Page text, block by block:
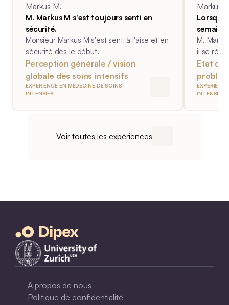
Markus M.
M. Markus M s'est toujours senti en
sécurité.
Monsieur Markus M s'est senti à l'aise et en
sécurité dès le début.
Perception générale / vision
globale des soins intensifs
EXPÉRIENCE EN MÉDECINE DE SOINS
INTENSIFS
Markus
Lorsqu'il
M.
il se
était
Etat de
INTENSIFS
Voir toutes les expériences
A propos de nous
Politique de confidentialité